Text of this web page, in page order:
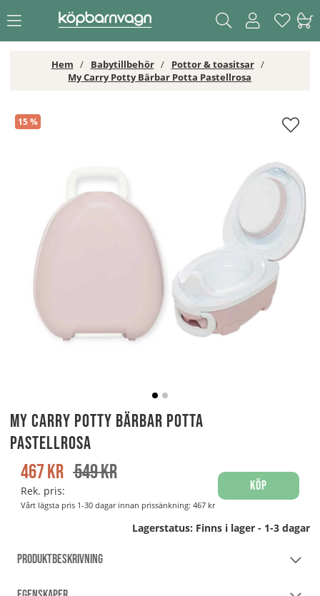
Hem Babytillbehör
Pottor & toasitsar
My Carry Potty Bärbar Potta Pastellrosa
15
My Carry Potty Bärbar Potta Pastellrosa
My Carry Potty Bärbar Potta
Pastellrosa
549kr
467kr
Rek. pris:
Vårt lägsta pris 1-30 dagar innan prissänkning: 467 kr
Köp
Lagerstatus: Finns i lager - 1-3 dagar
PRODUKTBESKRIVNING